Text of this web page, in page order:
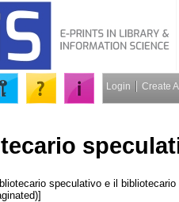
Login Create
speculativo e il